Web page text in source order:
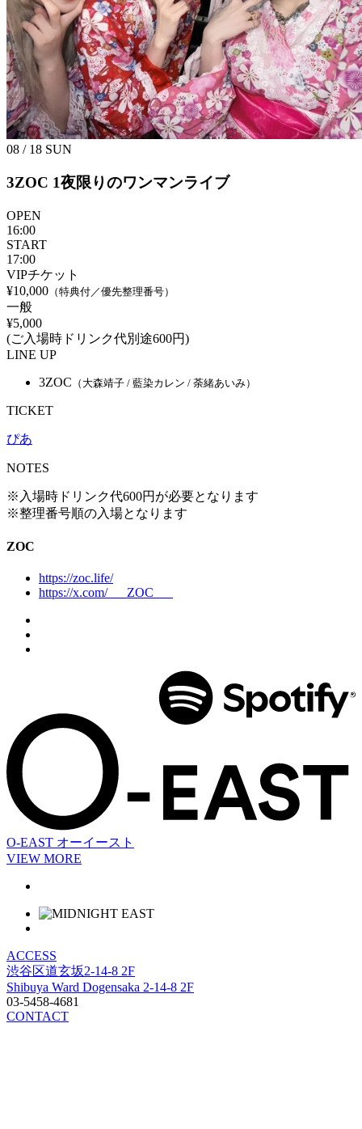
08 / 18 SUN
3ZOC 1夜限りのワンマンライブ
OPEN
16:00
START
17:00
VIPチケット
¥10,000 （特典付／優先整理番号）
一般
¥5,000
(ご入場時ドリンク代別途600円)
LINE UP
3ZOC （大森靖子 / 藍染カレン / 荼緒あいみ）
TICKET
ぴあ
NOTES
※入場時ドリンク代600円が必要となります
※整理番号順の入場となります
ZOC
https://zoc.life/
https://x.com/___ZOC___
O-EAST オーイースト
VIEW MORE
ACCESS
渋谷区道玄坂2-14-8 2F
Shibuya Ward Dogensaka 2-14-8 2F
03-5458-4681
CONTACT